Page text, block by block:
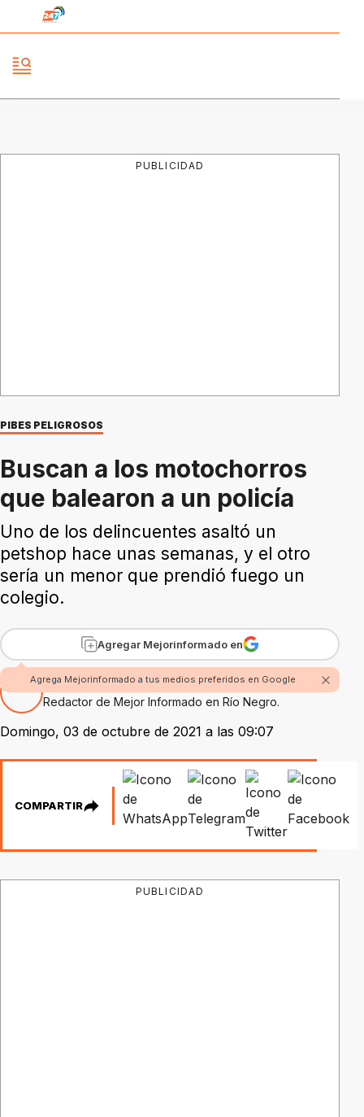
PUBLICIDAD
PIBES PELIGROSOS
Buscan a los motochorros
que balearon a un policía
Uno de los delincuentes asaltó un
petshop hace unas semanas, y el otro
sería un menor que prendió fuego un
colegio.
Agregar Mejorinformado en
Agrega Mejorinformado a tus medios preferidos en Google
Por Fabian Rossi
Redactor de Mejor Informado en Río Negro.
Domingo, 03 de octubre de 2021 a las 09:07
COMPARTIR
PUBLICIDAD